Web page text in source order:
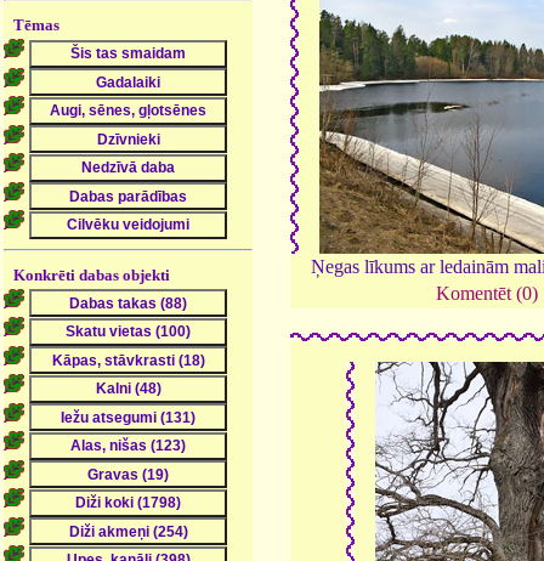
Tēmas
Konkrēti dabas objekti
Ņegas līkums ar ledainām
Komentēt (0)